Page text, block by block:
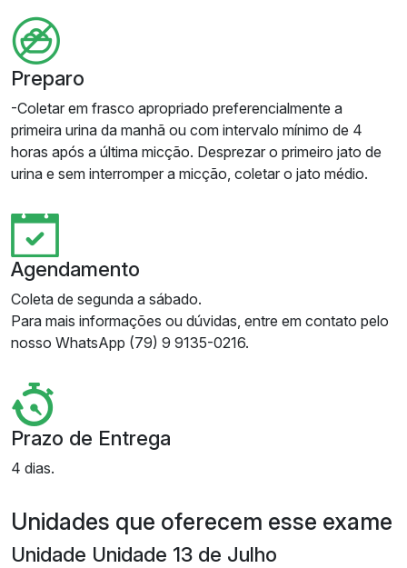
Preparo
-Coletar em frasco apropriado preferencialmente a
primeira urina da manhã ou com intervalo mínimo de 4
horas após a última micção. Desprezar o primeiro jato de
urina e sem interromper a micção, coletar o jato médio.
Agendamento
Coleta de segunda a sábado.
Para mais informações ou dúvidas, entre em contato pelo
nosso WhatsApp (79) 9 9135-0216.
Prazo de Entrega
4 dias.
Unidades que oferecem esse exame
Unidade Unidade 13 de Julho